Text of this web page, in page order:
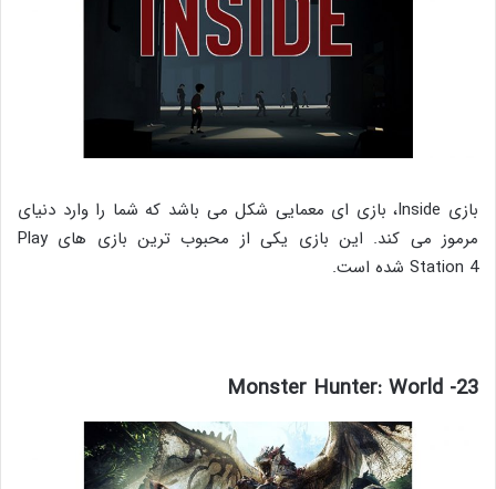
بازی Inside، بازی ای معمایی شکل می باشد که شما را وارد دنیای
مرموز می کند. این بازی یکی از محبوب ترین بازی های Play
Station 4 شده است.
23- Monster Hunter: World